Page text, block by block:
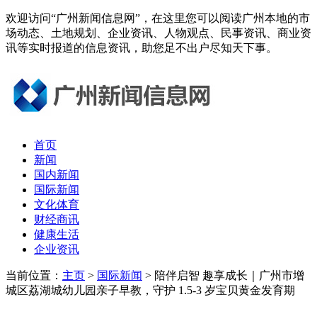
欢迎访问“广州新闻信息网”，在这里您可以阅读广州本地的市
场动态、土地规划、企业资讯、人物观点、民事资讯、商业资
讯等实时报道的信息资讯，助您足不出户尽知天下事。
首页
新闻
国内新闻
国际新闻
文化体育
财经商讯
健康生活
企业资讯
当前位置： 主页 > 国际新闻 > 陪伴启智 趣享成长｜广州市增
城区荔湖城幼儿园亲子早教，守护 1.5-3 岁宝贝黄金发育期